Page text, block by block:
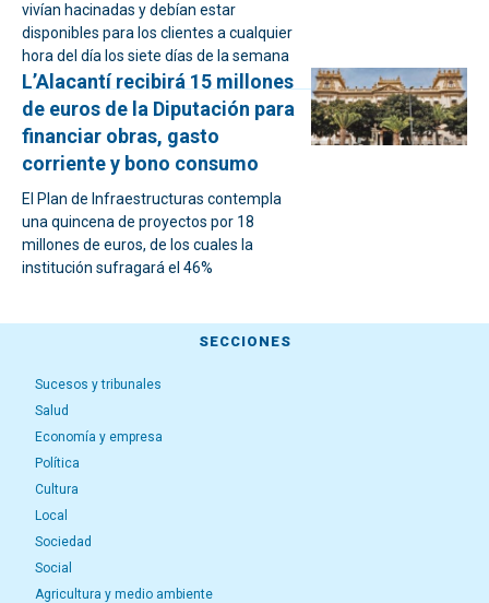
vivían hacinadas y debían estar
disponibles para los clientes a cualquier
hora del día los siete días de la semana
L’Alacantí recibirá 15 millones
de euros de la Diputación para
financiar obras, gasto
corriente y bono consumo
El Plan de Infraestructuras contempla
una quincena de proyectos por 18
millones de euros, de los cuales la
institución sufragará el 46%
SECCIONES
Sucesos y tribunales
Salud
Economía y empresa
Política
Cultura
Local
Sociedad
Social
Agricultura y medio ambiente